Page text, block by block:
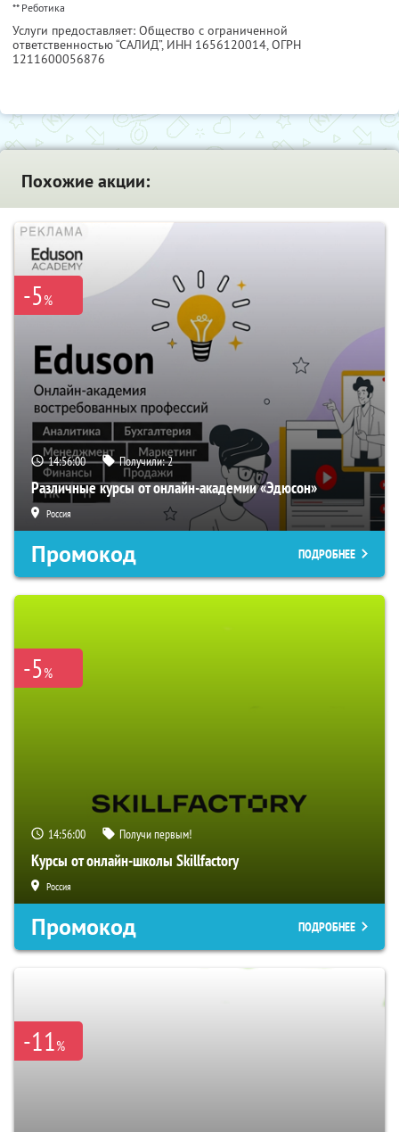
** Реботика
Услуги предоставляет: Общество с ограниченной
ответственностью “САЛИД”, ИНН 1656120014, ОГРН
1211600056876
Похожие акции:
-5%
14:56:00 Получили:2
Различные курсы от онлайн-академии «Эдюсон»
Россия
Промокод ПОДРОБНЕЕ
-5%
14:56:00 Получи первым!
Курсы от онлайн-школы Skillfactory
Россия
Промокод ПОДРОБНЕЕ
-11%